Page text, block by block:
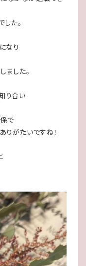
た。
なり
ました。
り合い
で
りがたいですね！